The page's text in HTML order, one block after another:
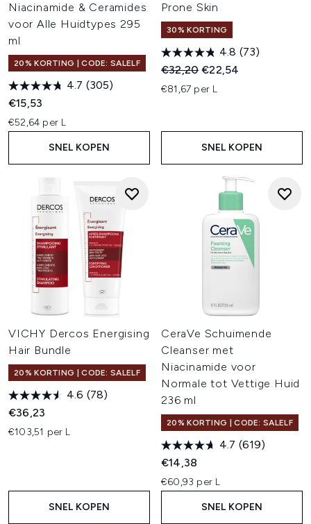
Niacinamide & Ceramides
voor Alle Huidtypes 295
ml
20% KORTING | CODE: SALELF
4.7 (305)
€15,53
€52,64 per L
SNEL KOPEN
Prone Skin
30% KORTING
4.8 (73)
Recommended Retail Price:
€32,20Huidige prijs:
€22,54
€81,67 per L
SNEL KOPEN
VICHY Dercos Energising
Hair Bundle
20% KORTING | CODE: SALELF
4.6 (78)
€36,23
€103,51 per L
SNEL KOPEN
CeraVe Schuimende
Cleanser met
Niacinamide voor
Normale tot Vettige Huid
236 ml
20% KORTING | CODE: SALELF
4.7 (619)
€14,38
€60,93 per L
SNEL KOPEN